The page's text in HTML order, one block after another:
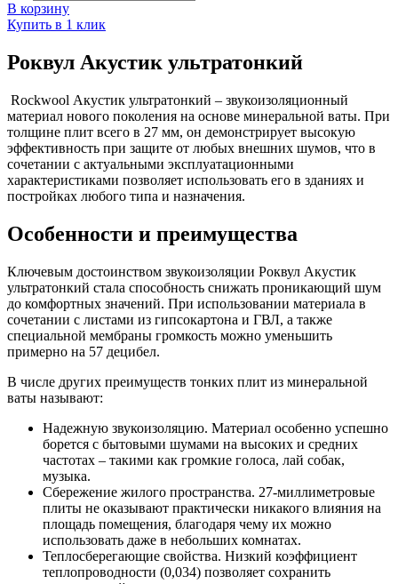
В корзину
Купить в 1 клик
Роквул Акустик ультратонкий
Rockwool Акустик ультратонкий – звукоизоляционный
материал нового поколения на основе минеральной ваты. При
толщине плит всего в 27 мм, он демонстрирует высокую
эффективность при защите от любых внешних шумов, что в
сочетании с актуальными эксплуатационными
характеристиками позволяет использовать его в зданиях и
постройках любого типа и назначения.
Особенности и преимущества
Ключевым достоинством звукоизоляции Роквул Акустик
ультратонкий стала способность снижать проникающий шум
до комфортных значений. При использовании материала в
сочетании с листами из гипсокартона и ГВЛ, а также
специальной мембраны громкость можно уменьшить
примерно на 57 децибел.
В числе других преимуществ тонких плит из минеральной
ваты называют:
Надежную звукоизоляцию. Материал особенно успешно
борется с бытовыми шумами на высоких и средних
частотах – такими как громкие голоса, лай собак,
музыка.
Сбережение жилого пространства. 27-миллиметровые
плиты не оказывают практически никакого влияния на
площадь помещения, благодаря чему их можно
использовать даже в небольших комнатах.
Теплосберегающие свойства. Низкий коэффициент
теплопроводности (0,034) позволяет сохранить